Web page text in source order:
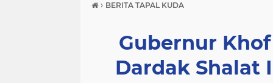
› BERITA TAPAL KUDA
Gubernur
Dardak Shalat